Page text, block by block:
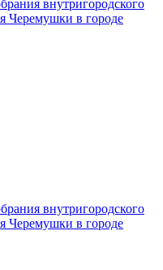
внутригородского
Черемушки в городе
внутригородского
Черемушки в городе